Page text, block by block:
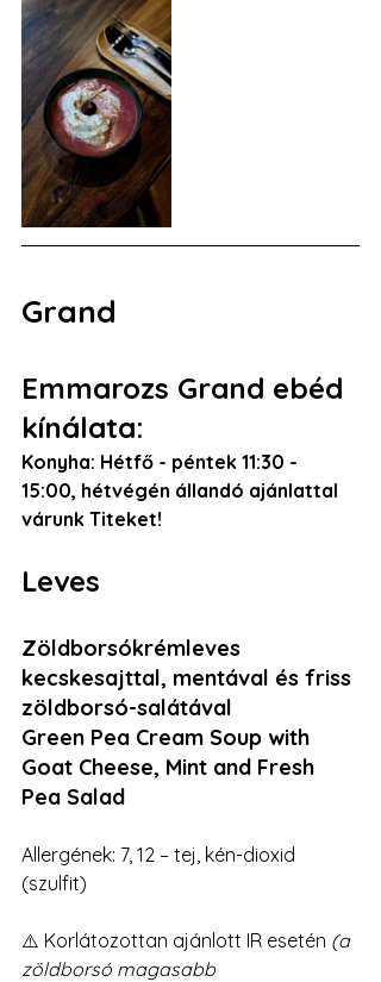
Grand
Emmarozs Grand ebéd
kínálata:
Konyha: Hétfő - péntek 11:30 -
15:00, hétvégén állandó ajánlattal
várunk Titeket!
Leves
Zöldborsókrémleves
kecskesajttal, mentával és friss
zöldborsó-salátával
Green Pea Cream Soup with
Goat Cheese, Mint and Fresh
Pea Salad
Allergének: 7, 12 – tej, kén-dioxid
(szulfit)
⚠️ Korlátozottan ajánlott IR esetén (a
zöldborsó magasabb